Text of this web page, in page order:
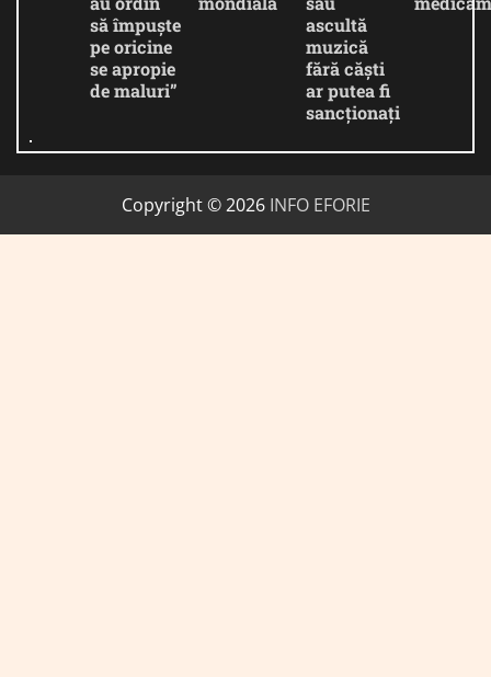
să împuște
pe oricine
se apropie
de maluri”
ascultă
muzică
fără căști
ar putea fi
sancționați
Copyright © 2026 INFO EFORIE